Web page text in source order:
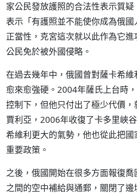
家公民發放護照的合法性表示質
表示「有護照並不能使你成為俄
正當性，克宮這次就以此作為它
公民免於被外國侵略。
在過去幾年中，俄國曾對薩卡希
愈來愈強硬。2004年薩氏上台時
控制下，但他只付出了極少代價
賈利亞，2006年收復了卡多里峽
希維利更大的氣勢，他也從此把
重要政策。
之後，俄國開始在很多方面報復
之間的空中補給與通郵，關閉了